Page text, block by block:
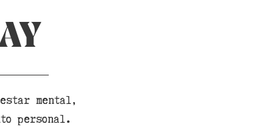
mental,
personal.